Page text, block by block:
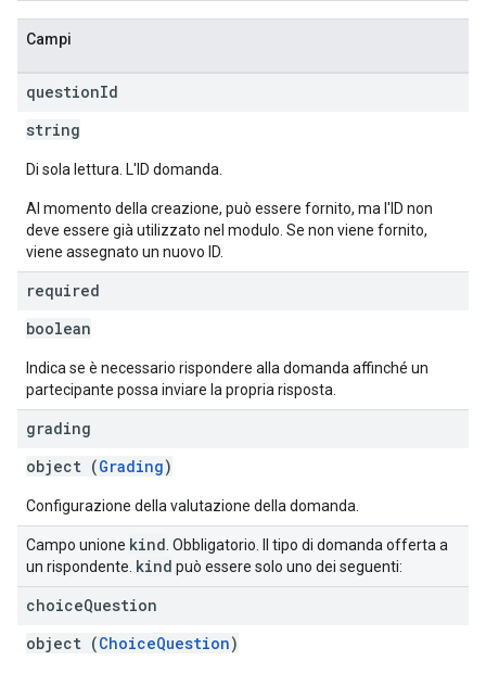
Campi
questionId
string
Di sola lettura. L'ID domanda.
Al momento della creazione, può essere fornito, ma l'ID non
deve essere già utilizzato nel modulo. Se non viene fornito,
viene assegnato un nuovo ID.
required
boolean
Indica se è necessario rispondere alla domanda affinché un
partecipante possa inviare la propria risposta.
grading
object (Grading)
Configurazione della valutazione della domanda.
Campo unione kind . Obbligatorio. Il tipo di domanda offerta a
un rispondente. kind può essere solo uno dei seguenti:
choiceQuestion
object (ChoiceQuestion)